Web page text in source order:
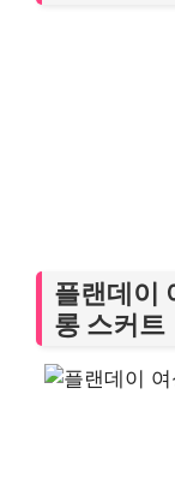
플랜데이
롱 스커트